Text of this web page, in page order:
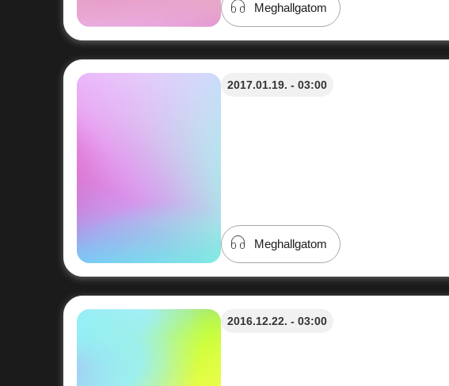
Meghallgatom
2017.01.19. - 03:00
Meghallgatom
2016.12.22. - 03:00